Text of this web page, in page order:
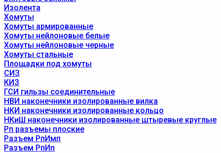
Изолента
Хомуты
Хомуты армированные
Хомуты нейлоновые белые
Хомуты нейлоновые черные
Хомуты стальные
Площадки под хомуты
СИЗ
КИЗ
ГСИ гильзы соединительные
НВИ наконечники изолированные вилка
НКИ наконечники изолированные кольцо
НКиШ наконечники изолированные штыревые круглые
Рп разъемы плоские
Разъем РпИмп
Разъем РпИп